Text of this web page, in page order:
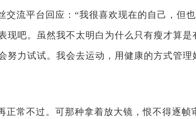
交流平台回应：“我很喜欢现在的自己，但
现吧。虽然我不太明白为什么只有瘦才算是
努力试试。我会去运动，用健康的方式管理
正常不过。可那种拿着放大镜，恨不得逐帧